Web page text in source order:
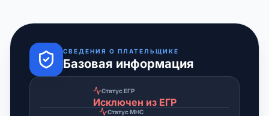
СВЕДЕНИЯ О ПЛАТЕЛЬЩИКЕ
Базовая информация
Статус ЕГР
Исключен из ЕГР
Статус МНС